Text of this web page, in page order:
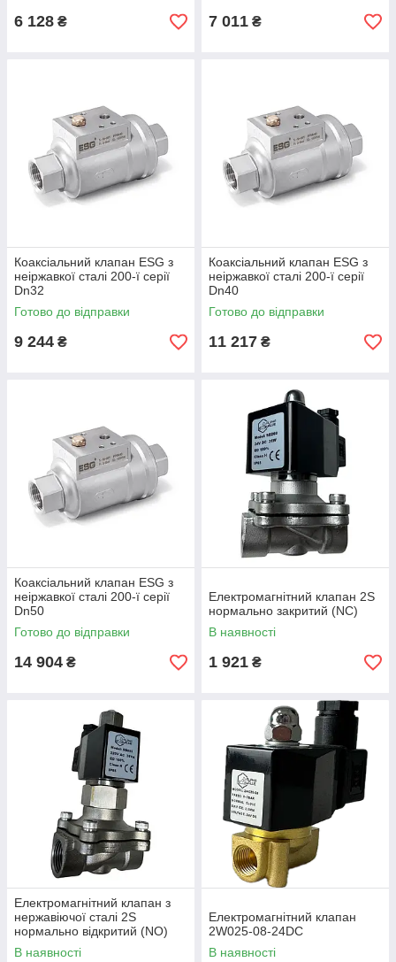
6 128 ₴ 7 011 ₴
Коаксіальний клапан ESG з
неіржавкої сталі 200-ї серії
Dn32
Готово до відправки
9 244 ₴
Коаксіальний клапан ESG з
неіржавкої сталі 200-ї серії
Dn40
Готово до відправки
11 217 ₴
Коаксіальний клапан ESG з
неіржавкої сталі 200-ї серії
Dn50
Готово до відправки
14 904 ₴
Електромагнітний клапан 2S
нормально закритий (NC)
В наявності
1 921 ₴
Електромагнітний клапан з
нержавіючої сталі 2S
нормально відкритий (NO)
В наявності
Електромагнітний клапан
2W025-08-24DC
В наявності